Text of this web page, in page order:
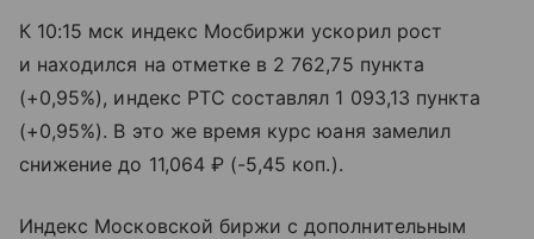
К 10:15 мск индекс Мосбиржи ускорил рост
и находился на отметке в 2 762,75 пункта
(+0,95%), индекс РТС составлял 1 093,13 пункта
(+0,95%). В это же время курс юаня замелил
снижение до 11,064 ₽ (-5,45 коп.).
Индекс Московской биржи с дополнительным